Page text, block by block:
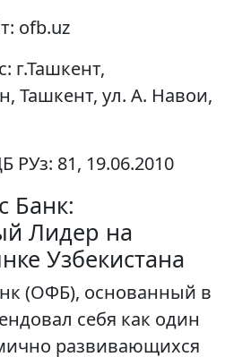
ofb.uz
г.Ташкент,
Ташкент, ул. А. Навои,
РУз: 81, 19.06.2010
Банк:
Лидер на
Узбекистана
(ОФБ), основанный в
себя как один
развивающихся